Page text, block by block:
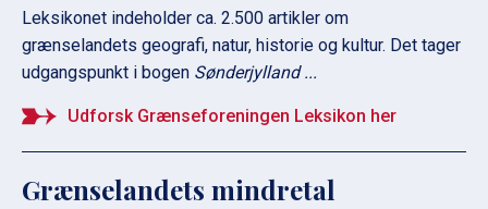
Leksikonet indeholder ca. 2.500 artikler om
grænselandets geografi, natur, historie og kultur. Det tager
udgangspunkt i bogen Sønderjylland ...
Udforsk Grænseforeningen Leksikon her
Grænselandets mindretal